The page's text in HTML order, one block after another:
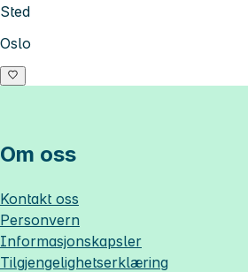
Sted
Oslo
Om oss
Kontakt oss
Personvern
Informasjonskapsler
Tilgjengelighetserklæring